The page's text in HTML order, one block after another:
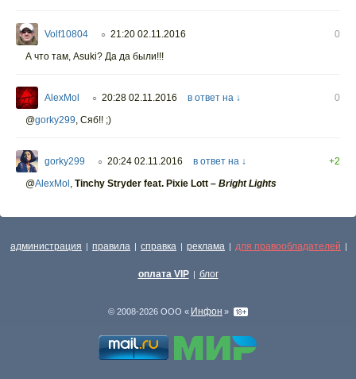
Volf10804 ○ 21:20 02.11.2016
0
А что там, Asuki? Да да были!!!
AlexMol ○ 20:28 02.11.2016 в ответ на ↓
0
@gorky299, Сяб!! ;)
gorky299 ○ 20:24 02.11.2016 в ответ на ↓
+2
@AlexMol , Tinchy Stryder feat. Pixie Lott – Bright Lights
администрация | правила | справка | реклама | для правообладателей |
оплата VIP | блог
© 2008-2026 ООО « Инфон »